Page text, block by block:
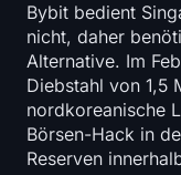
Bybit bedient
nicht, daher
Alternative. Im
Diebstahl von 1,5
nordkoreanische
Börsen-Hack in
Reserven